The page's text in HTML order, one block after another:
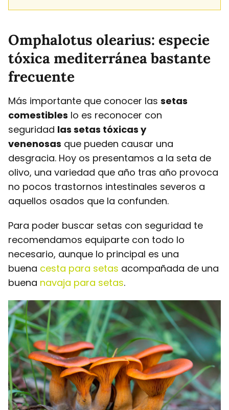
Omphalotus olearius: especie
tóxica mediterránea bastante
frecuente
Más importante que conocer las setas
comestibles lo es reconocer con
seguridad las setas tóxicas y
venenosas que pueden causar una
desgracia. Hoy os presentamos a la seta de
olivo, una variedad que año tras año provoca
no pocos trastornos intestinales severos a
aquellos osados que la confunden.
Para poder buscar setas con seguridad te
recomendamos equiparte con todo lo
necesario, aunque lo principal es una
buena cesta para setas acompañada de una
buena navaja para setas.